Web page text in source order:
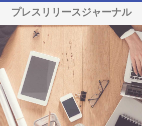
プレスリリースジャーナル